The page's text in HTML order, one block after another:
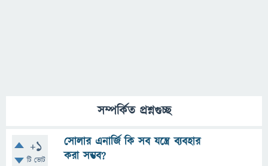
সম্পর্কিত প্রশ্নগুচ্ছ
+1
টি ভোট
সোলার এনার্জি কি সব যন্ত্রে ব্যবহার
করা সম্ভব?